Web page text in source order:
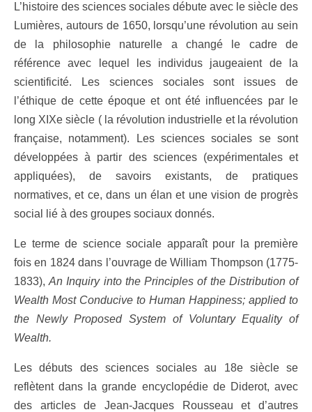
L’histoire des sciences sociales débute avec le siècle des
Lumières, autours de 1650, lorsqu’une révolution au sein
de la philosophie naturelle a changé le cadre de
référence avec lequel les individus jaugeaient de la
scientificité. Les sciences sociales sont issues de
l’éthique de cette époque et ont été influencées par le
long XIXe siècle ( la révolution industrielle et la révolution
française, notamment). Les sciences sociales se sont
développées à partir des sciences (expérimentales et
appliquées), de savoirs existants, de pratiques
normatives, et ce, dans un élan et une vision de progrès
social lié à des groupes sociaux donnés.
Le terme de science sociale apparaît pour la première
fois en 1824 dans l’ouvrage de William Thompson (1775-
1833), An Inquiry into the Principles of the Distribution of
Wealth Most Conducive to Human Happiness; applied to
the Newly Proposed System of Voluntary Equality of
Wealth.
Les débuts des sciences sociales au 18e siècle se
reflètent dans la grande encyclopédie de Diderot, avec
des articles de Jean-Jacques Rousseau et d’autres